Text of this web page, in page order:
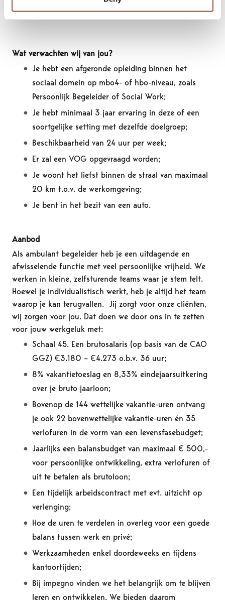
teamcoördinator verder bepalen.
Wat verwachten wij van jou?
Je hebt een afgeronde opleiding binnen het
sociaal domein op mbo4- of hbo-niveau, zoals
Persoonlijk Begeleider of Social Work;
Je hebt minimaal 3 jaar ervaring in deze of een
soortgelijke setting met dezelfde doelgroep;
Beschikbaarheid van 24 uur per week;
Er zal een VOG opgevraagd worden;
Je woont het liefst binnen de straal van maximaal
20 km t.o.v. de werkomgeving;
Je bent in het bezit van een auto.
Aanbod
Als ambulant begeleider heb je een uitdagende en
afwisselende functie met veel persoonlijke vrijheid. We
werken in kleine, zelfsturende teams waar je stem telt.
Hoewel je individualistisch werkt, heb je altijd het team
waarop je kan terugvallen. Jij zorgt voor onze cliënten,
wij zorgen voor jou. Dat doen we door ons in te zetten
voor jouw werkgeluk met:
Schaal 45. Een brutosalaris (op basis van de CAO
GGZ) €3.180 – €4.273 o.b.v. 36 uur;
8% vakantietoeslag en 8,33% eindejaarsuitkering
over je bruto jaarloon;
Bovenop de 144 wettelijke vakantie-uren ontvang
je ook 22 bovenwettelijke vakantie-uren én 35
verlofuren in de vorm van een levensfasebudget;
Jaarlijks een balansbudget van maximaal € 500,-
voor persoonlijke ontwikkeling, extra verlofuren of
uit te betalen als brutoloon;
Een tijdelijk arbeidscontract met evt. uitzicht op
verlenging;
Hoe de uren te verdelen in overleg voor een goede
balans tussen werk en privé;
Werkzaamheden enkel doordeweeks en tijdens
kantoortijden;
Bij impegno vinden we het belangrijk om te blijven
leren en ontwikkelen. We bieden daarom